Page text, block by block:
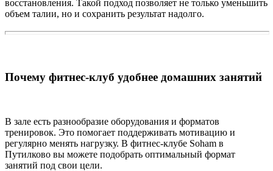
восстановления. Такой подход позволяет не только уменьшить
объем талии, но и сохранить результат надолго.
Почему фитнес-клуб удобнее домашних занятий
В зале есть разнообразие оборудования и форматов
тренировок. Это помогает поддерживать мотивацию и
регулярно менять нагрузку. В фитнес-клубе Soham в
Путилково вы можете подобрать оптимальный формат
занятий под свои цели.